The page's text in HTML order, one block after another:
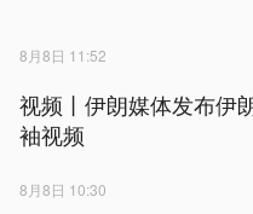
8月8日 11:52
视频丨伊朗媒体发布伊
袖视频
8月8日 10:30